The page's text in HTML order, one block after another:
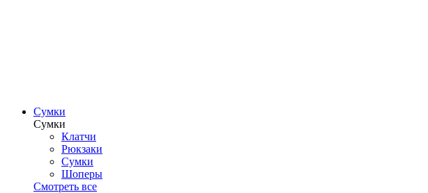
Сумки
Сумки
Клатчи
Рюкзаки
Сумки
Шоперы
Смотреть все